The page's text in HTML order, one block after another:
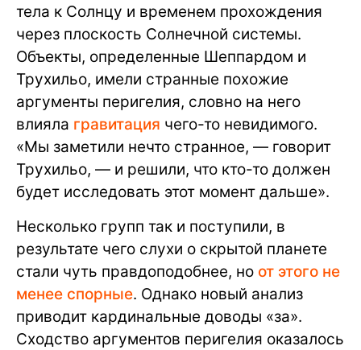
тела к Солнцу и временем прохождения
через плоскость Солнечной системы.
Объекты, определенные Шеппардом и
Трухильо, имели странные похожие
аргументы перигелия, словно на него
влияла гравитация чего-то невидимого.
«Мы заметили нечто странное, — говорит
Трухильо, — и решили, что кто-то должен
будет исследовать этот момент дальше».
Несколько групп так и поступили, в
результате чего слухи о скрытой планете
стали чуть правдоподобнее, но от этого не
менее спорные. Однако новый анализ
приводит кардинальные доводы «за».
Сходство аргументов перигелия оказалось